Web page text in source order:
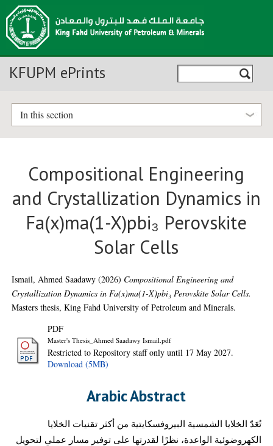
KFUPM ePrints
In this section
Compositional Engineering
and Crystallization Dynamics in
Fa(x)ma(1-X)pbi₃ Perovskite
Solar Cells
Ismail, Ahmed Saadawy (2026) Compositional Engineering and
Crystallization Dynamics in Fa(x)ma(1-X)pbi₃ Perovskite Solar Cells.
Masters thesis, King Fahd University of Petroleum and Minerals.
PDF
Master's Thesis_Ahmed Saadawy Ismail.pdf
Restricted to Repository staff only until 17 May 2027.
Download (5MB)
Arabic Abstract
تُعَدّ الخلايا الشمسية البيروفسكايتية من أكثر تقنيات الخلايا
الكهروضوئية الواعدة، نظرًا لقدرتها على توفير مسار عملي لتحويل